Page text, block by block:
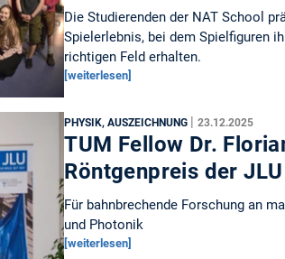
Die Studierenden der NAT School
Spielerlebnis, bei dem Spielfiguren
richtigen Feld erhalten.
[weiterlesen]
PHYSIK, AUSZEICHNUNG |23.12.2025
TUM Fellow Dr.
Röntgenpreis der
Für bahnbrechende Forschung an
und Photonik
[weiterlesen]